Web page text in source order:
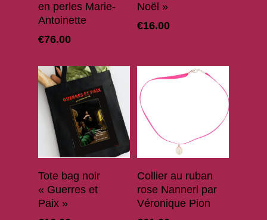
en perles Marie-
Antoinette
€76.00
Noël »
€16.00
Ajouter Au Panier
Tote bag noir
« Guerres et
Paix »
Ajouter Au Panier
Collier au ruban
rose Nannerl par
Véronique Pion